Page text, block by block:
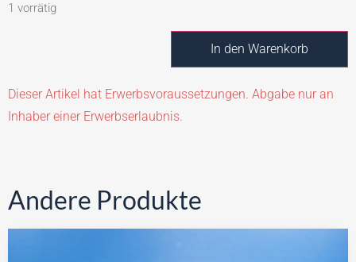
1 vorrätig
In den Warenkorb
Dieser Artikel hat Erwerbsvoraussetzungen. Abgabe nur an
Inhaber einer Erwerbserlaubnis.
Andere Produkte